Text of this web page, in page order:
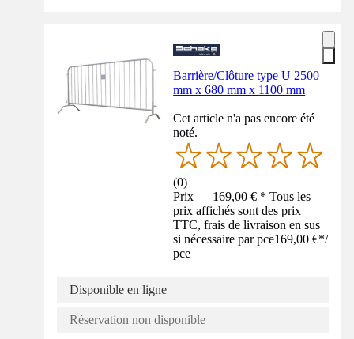
Barrière/Clôture type U 2500
mm x 680 mm x 1100 mm
Cet article n'a pas encore été
noté.
(0)
Prix — 169,00 € * Tous les
prix affichés sont des prix
TTC, frais de livraison en sus
si nécessaire par pce169,00 €*/
pce
Disponible en ligne
Réservation non disponible